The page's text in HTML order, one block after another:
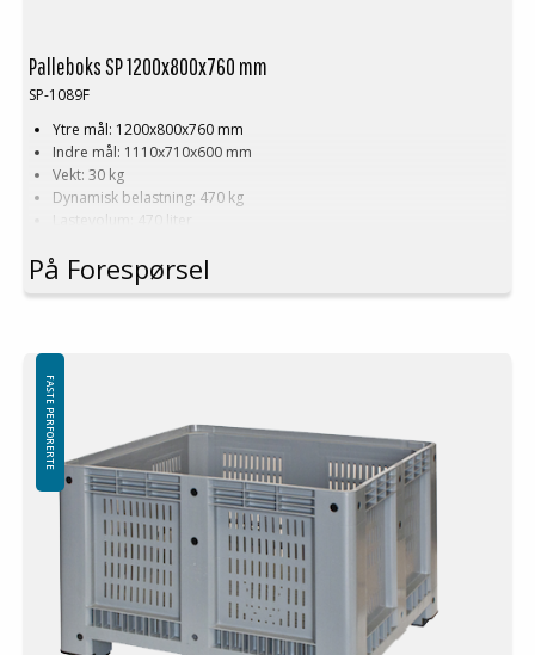
Palleboks SP 1200x800x760 mm
SP-1089F
Ytre mål: 1200x800x760 mm
Indre mål: 1110x710x600 mm
Vekt: 30 kg
Dynamisk belastning: 470 kg
Lastevolum: 470 liter
Standardfarge: Grå
Logistikk: 3 stk/pallplasser (120x80x240 cm)
På Forespørsel
FASTE PERFORERTE